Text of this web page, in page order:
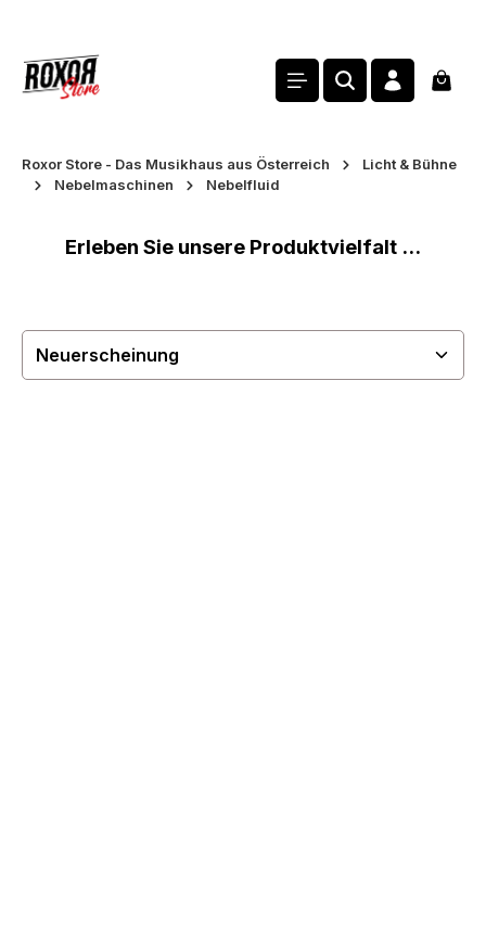
Roxor Store - Das Musikhaus aus Österreich
Licht & Bühne
Nebelmaschinen
Nebelfluid
Erleben Sie unsere Produktvielfalt ...